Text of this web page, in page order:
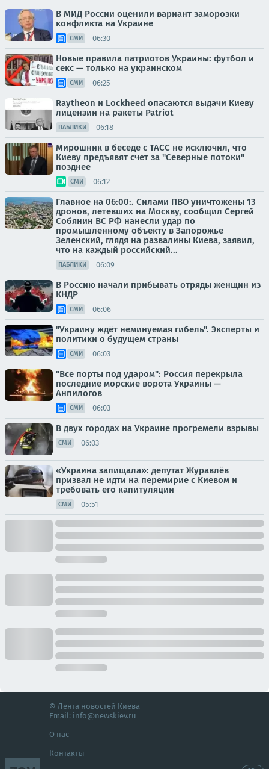
В МИД России оценили вариант заморозки
конфликта на Украине
СМИ 06:30
Новые правила патриотов Украины: футбол и
секс — только на украинском
СМИ 06:25
Raytheon и Lockheed опасаются выдачи Киеву
лицензии на ракеты Patriot
ПАБЛИКИ 06:18
Мирошник в беседе с ТАСС не исключил, что
Киеву предъявят счет за "Северные потоки"
позднее
СМИ 06:12
Главное на 06:00:. Силами ПВО уничтожены 13
дронов, летевших на Москву, сообщил Сергей
Собянин ВС РФ нанесли удар по
промышленному объекту в Запорожье
Зеленский, глядя на развалины Киева, заявил,
что на каждый российский...
ПАБЛИКИ 06:09
В Россию начали прибывать отряды женщин из
КНДР
СМИ 06:06
"Украину ждёт неминуемая гибель". Эксперты и
политики о будущем страны
СМИ 06:03
"Все порты под ударом": Россия перекрыла
последние морские ворота Украины —
Анпилогов
СМИ 06:03
В двух городах на Украине прогремели взрывы
СМИ 06:03
«Украина запищала»: депутат Журавлёв
призвал не идти на перемирие с Киевом и
требовать его капитуляции
СМИ 05:51
© Лента новостей Киева
Email: info@newskiev.ru
О нас
Контакты